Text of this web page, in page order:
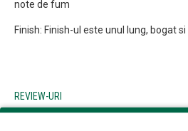
note de fum
Finish: Finish-ul este unul lung, bogat
REVIEW-URI